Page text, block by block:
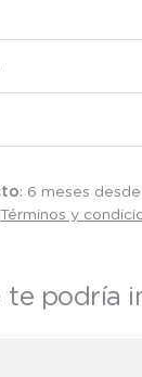
: 6 meses
Términos y
te podría